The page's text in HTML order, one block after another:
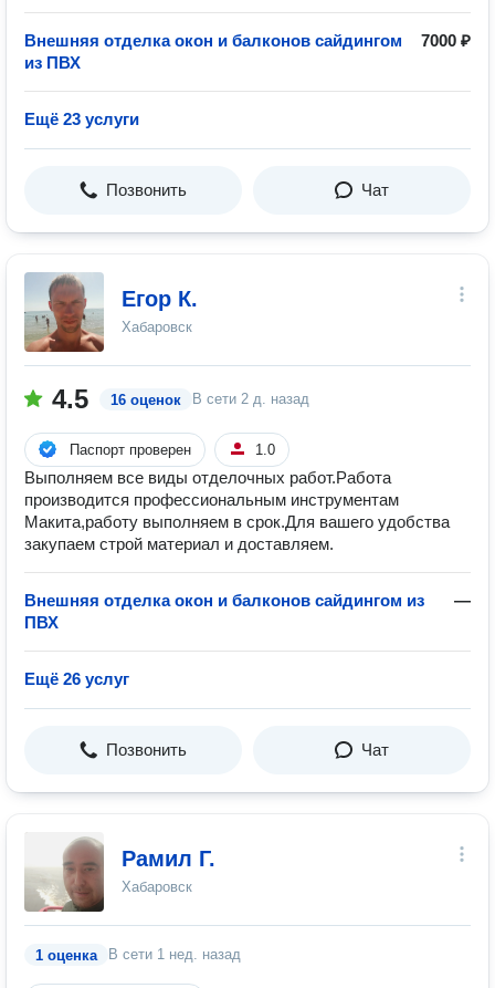
Внешняя отделка окон и балконов сайдингом
из ПВХ
7000 ₽
Ещё 23 услуги
Позвонить Чат
Егор К.
Хабаровск
4.5 16 оценок В сети 2 д. назад
Паспорт проверен 1.0
Выполняем все виды отделочных работ.Работа
производится профессиональным инструментам
Макита,работу выполняем в срок.Для вашего удобства
закупаем строй материал и доставляем.
Внешняя отделка окон и балконов сайдингом из
ПВХ
—
Ещё 26 услуг
Позвонить Чат
Рамил Г.
Хабаровск
1 оценка В сети 1 нед. назад